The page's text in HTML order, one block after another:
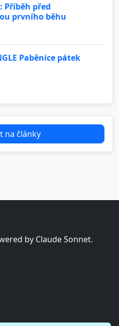
Příběh před
prvního běhu
Paběnice pátek
na články
by Claude Sonnet.